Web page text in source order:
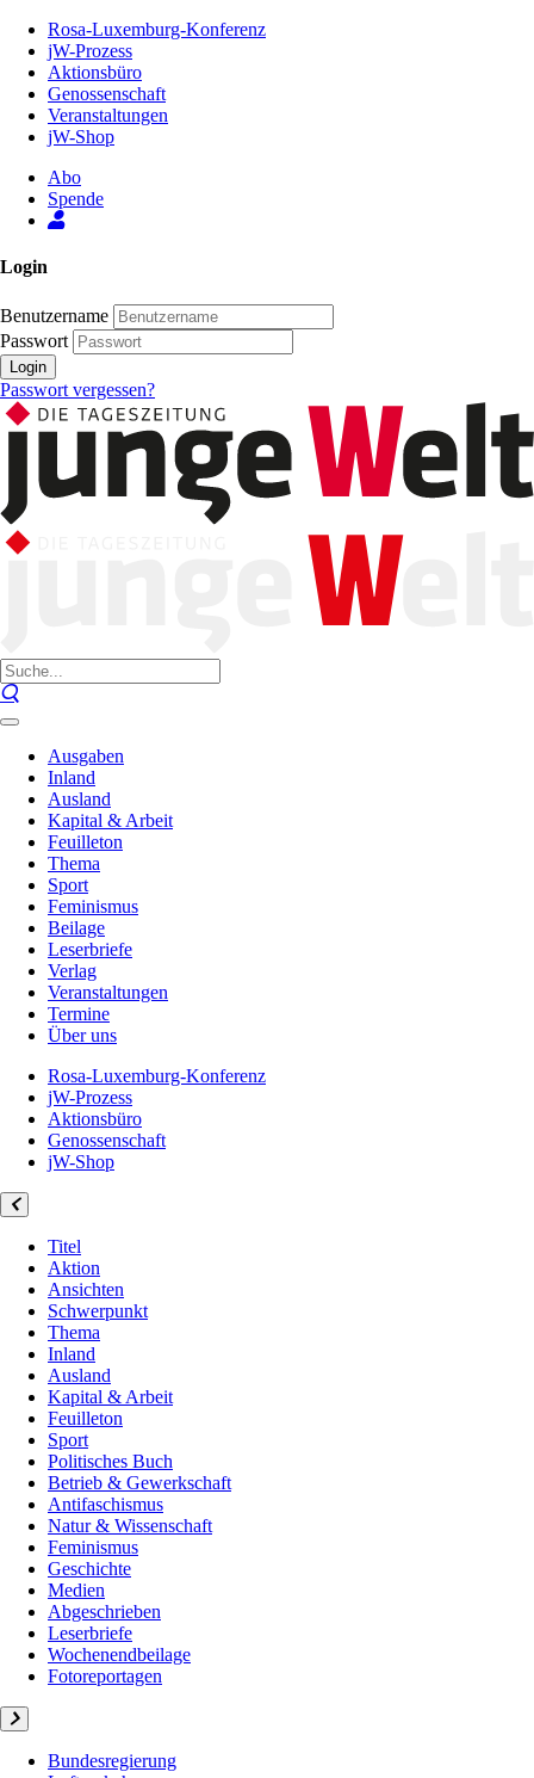
Inhalt
Seite
Rosa-Luxemburg-Konferenz
jW-Prozess
Aktionsbüro
Genossenschaft
Veranstaltungen
jW-Shop
Abo
Spende
Login
Benutzername
Passwort
Login
Passwort vergessen?
Ausgaben
Inland
Ausland
Kapital & Arbeit
Feuilleton
Thema
Sport
Feminismus
Beilage
Leserbriefe
Verlag
Veranstaltungen
Termine
Über uns
Rosa-Luxemburg-Konferenz
jW-Prozess
Aktionsbüro
Genossenschaft
jW-Shop
Titel
Aktion
Ansichten
Schwerpunkt
Thema
Inland
Ausland
Kapital & Arbeit
Feuilleton
Sport
Politisches Buch
Betrieb & Gewerkschaft
Antifaschismus
Natur & Wissenschaft
Feminismus
Geschichte
Medien
Abgeschrieben
Leserbriefe
Wochenendbeilage
Fotoreportagen
Bundesregierung